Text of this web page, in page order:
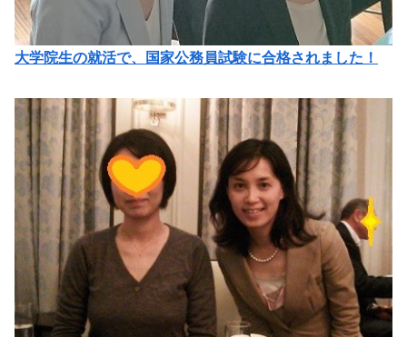
大学院生の就活で、国家公務員試験に合格されました！